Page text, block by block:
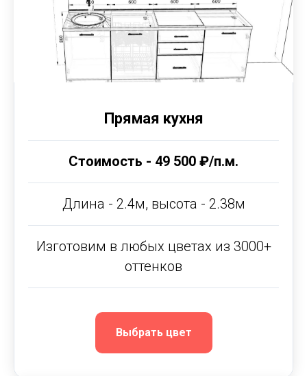
Прямая кухня
Стоимость - 49 500 ₽/п.м.
Длина - 2.4м, высота - 2.38м
Изготовим в любых цветах из 3000+
оттенков
Выбрать цвет